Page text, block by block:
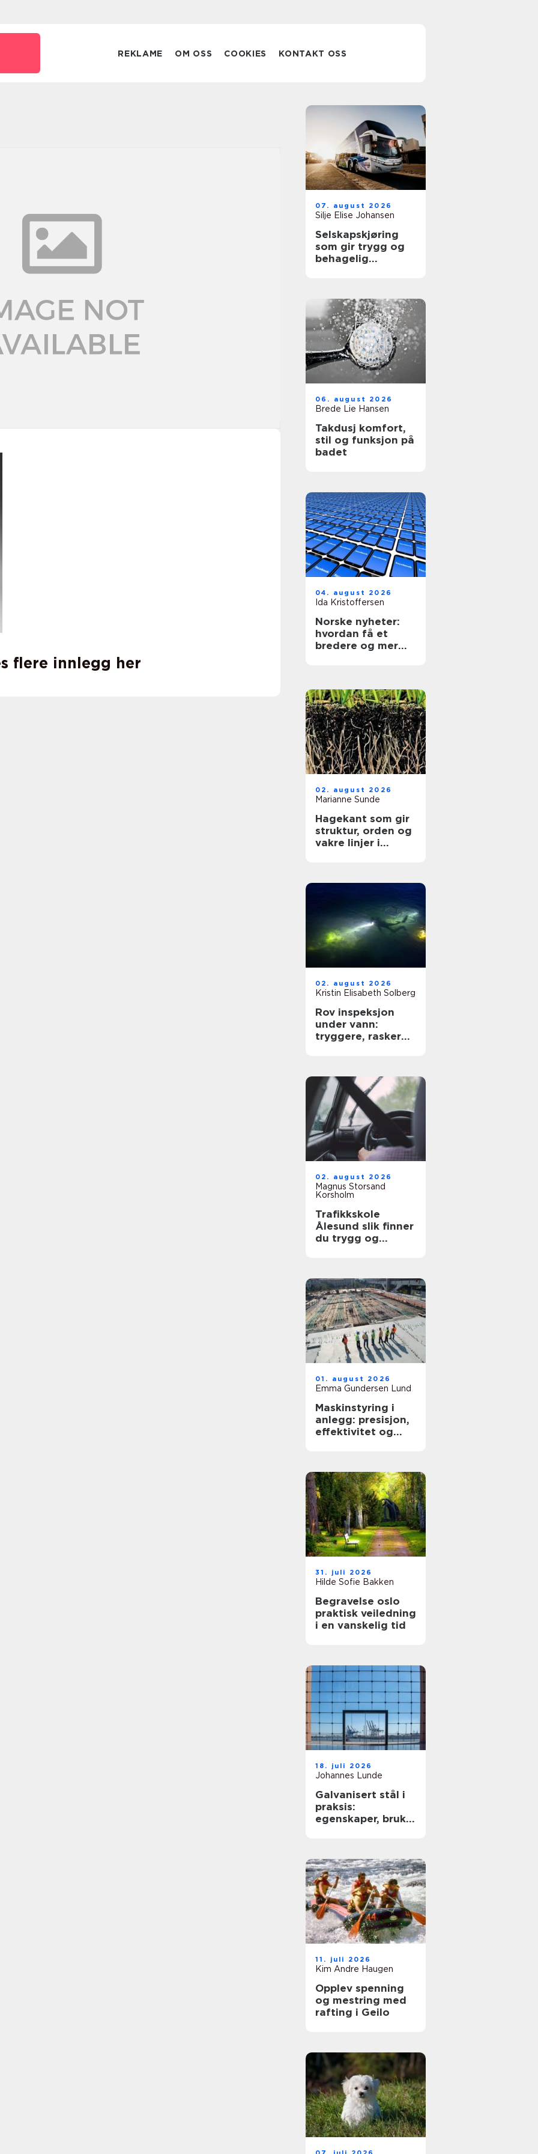
REKLAME OM OSS COOKIES KONTAKT OSS
flere innlegg her
07. august 2026
Silje Elise Johansen
Selskapskjøring
som gir trygg og
behagelig
06. august 2026
Brede Lie Hansen
Takdusj komfort,
stil og funksjon på
badet
04. august 2026
Ida Kristoffersen
Norske nyheter:
hvordan få et
bredere og mer
02. august 2026
Marianne Sunde
Hagekant som gir
struktur, orden og
vakre linjer i
02. august 2026
Kristin Elisabeth Solberg
Rov inspeksjon
under vann:
tryggere, raskere
02. august 2026
Magnus Storsand
Korsholm
Trafikkskole
Ålesund slik finner
du trygg og
01. august 2026
Emma Gundersen Lund
Maskinstyring i
anlegg: presisjon,
effektivitet og
31. juli 2026
Hilde Sofie Bakken
Begravelse oslo
praktisk veiledning
i en vanskelig tid
18. juli 2026
Johannes Lunde
Galvanisert stål i
praksis:
egenskaper, bruk
11. juli 2026
Kim Andre Haugen
Opplev spenning
og mestring med
rafting i Geilo